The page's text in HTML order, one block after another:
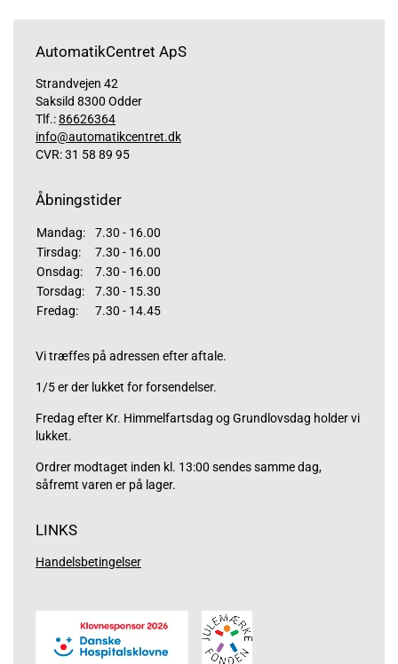
AutomatikCentret ApS
Strandvejen 42
Saksild 8300 Odder
Tlf.:86626364
info@automatikcentret.dk
CVR: 31 58 89 95
Åbningstider
Mandag:
7.30 - 16.00
Tirsdag:
7.30 - 16.00
Onsdag:
7.30 - 16.00
Torsdag:
7.30 - 15.30
Fredag:
7.30 - 14.45
Vi træffes på adressen efter aftale.
1/5 er der lukket for forsendelser.
Fredag efter Kr. Himmelfartsdag og Grundlovsdag holder vi
lukket.
Ordrer modtaget inden kl. 13:00 sendes samme dag,
såfremt varen er på lager.
LINKS
Handelsbetingelser